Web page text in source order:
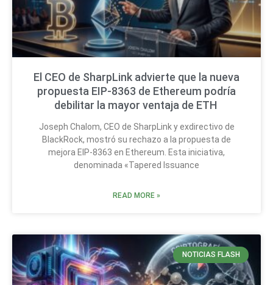
El CEO de SharpLink advierte que la nueva
propuesta EIP-8363 de Ethereum podría
debilitar la mayor ventaja de ETH
Joseph Chalom, CEO de SharpLink y exdirectivo de
BlackRock, mostró su rechazo a la propuesta de
mejora EIP-8363 en Ethereum. Esta iniciativa,
denominada «Tapered Issuance
READ MORE »
NOTICIAS FLASH